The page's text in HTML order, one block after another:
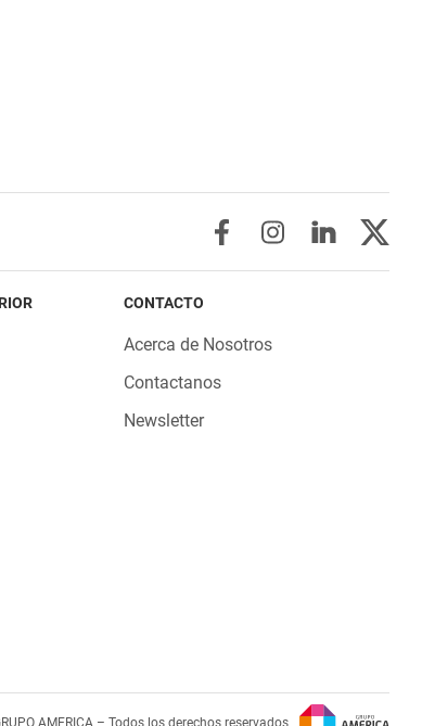
CONTACTO
Acerca de Nosotros
Contactanos
Newsletter
AMERICA – Todos los derechos reservados